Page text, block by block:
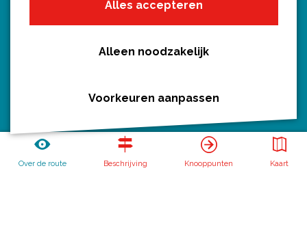
Alles accepteren
Alleen noodzakelijk
Voorkeuren aanpassen
Over de route Beschrijving Knooppunten Kaart
Wandelroutes per gemeente
Regio's in Utrecht
Routenieuws en -tips
Routebureau Utrecht